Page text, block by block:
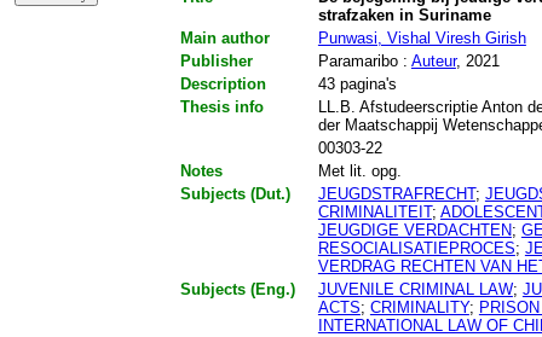
strafzaken in Suriname
Main author
Punwasi, Vishal Viresh Girish
Publisher
Paramaribo : Auteur, 2021
Description
43 pagina's
Thesis info
LL.B. Afstudeerscriptie Anton
der Maatschappij
00303-22
Notes
Met lit. opg.
Subjects (Dut.)
JEUGDSTRAFRECHT;
CRIMINALITEIT;
JEUGDIGE VERDACHTEN;
RESOCIALISATIEPROCES;
VERDRAG RECHTEN VAN
Subjects (Eng.)
JUVENILE CRIMINAL LAW;
ACTS; CRIMINALITY;
INTERNATIONAL LAW OF